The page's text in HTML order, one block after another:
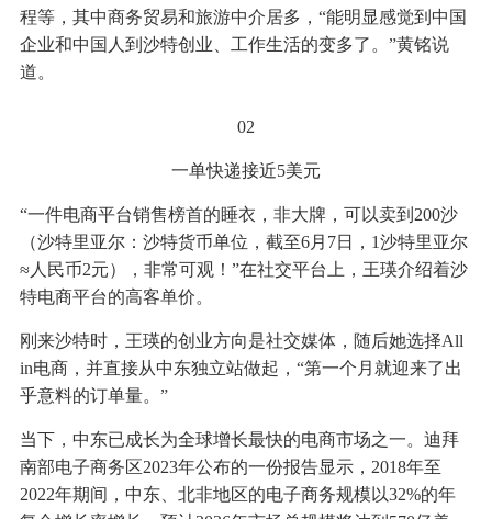
程等，其中商务贸易和旅游中介居多，“能明显感觉到中国
企业和中国人到沙特创业、工作生活的变多了。”黄铭说
道。
02
一单快递接近5美元
“一件电商平台销售榜首的睡衣，非大牌，可以卖到200沙
（沙特里亚尔：沙特货币单位，截至6月7日，1沙特里亚尔
≈人民币2元），非常可观！”在社交平台上，王瑛介绍着沙
特电商平台的高客单价。
刚来沙特时，王瑛的创业方向是社交媒体，随后她选择All
in电商，并直接从中东独立站做起，“第一个月就迎来了出
乎意料的订单量。”
当下，中东已成长为全球增长最快的电商市场之一。迪拜
南部电子商务区2023年公布的一份报告显示，2018年至
2022年期间，中东、北非地区的电子商务规模以32%的年